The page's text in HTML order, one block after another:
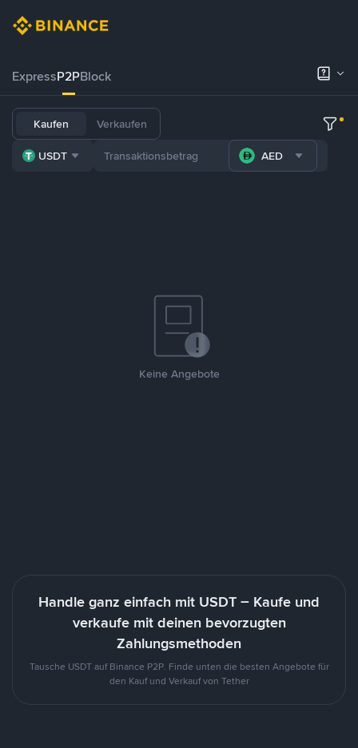
ExpressP2PBlock
Kaufen Verkaufen
USDT AED
Keine Angebote
Handle ganz einfach mit USDT – Kaufe und
verkaufe mit deinen bevorzugten
Zahlungsmethoden
Tausche USDT auf Binance P2P. Finde unten die besten Angebote für
den Kauf und Verkauf von Tether